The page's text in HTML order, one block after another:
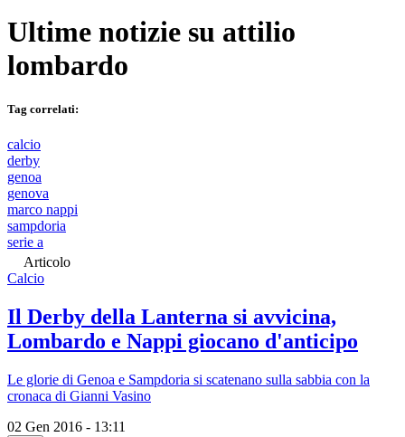
Ultime notizie su attilio
lombardo
Tag correlati:
calcio
derby
genoa
genova
marco nappi
sampdoria
serie a
Articolo
Calcio
Il Derby della Lanterna si avvicina,
Lombardo e Nappi giocano d'anticipo
Le glorie di Genoa e Sampdoria si scatenano sulla sabbia con la
cronaca di Gianni Vasino
02 Gen 2016 - 13:11